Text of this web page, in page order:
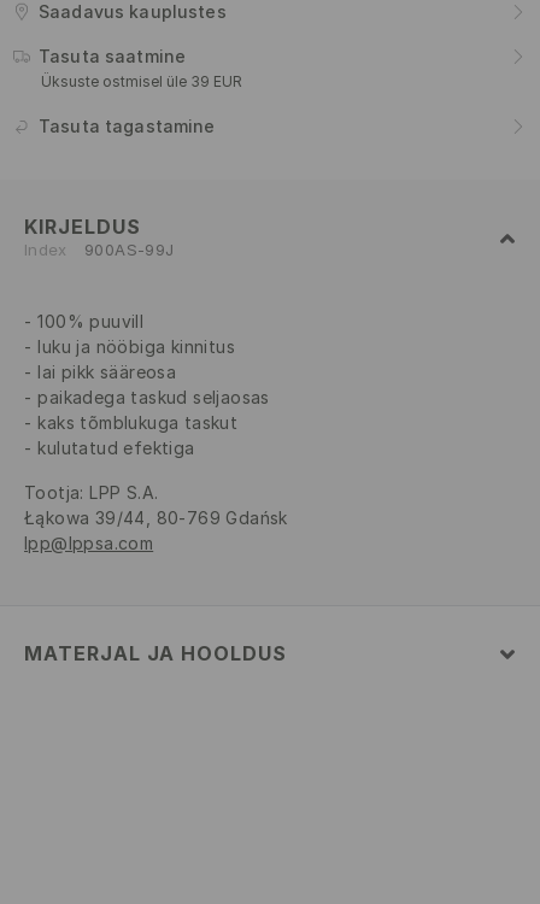
Saadavus kauplustes
Tasuta saatmine
Üksuste ostmisel üle 39 EUR
Tasuta tagastamine
KIRJELDUS
Index 900AS-99J
100% puuvill
luku ja nööbiga kinnitus
lai pikk sääreosa
paikadega taskud seljaosas
kaks tõmblukuga taskut
kulutatud efektiga
Tootja: LPP S.A.
Łąkowa 39/44, 80-769 Gdańsk
lpp@lppsa.com
MATERJAL JA HOOLDUS